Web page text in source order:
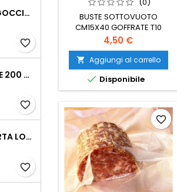
SPRUZZINO GOCCIA 55 ML
favorite_border
MOP COTONE 200 GR
favorite_border
PIATTI DI CARTA LOONEY TUNES 23 CM 8PZ
favorite_border
BUSTE SOTTOVUOTO
CM15X40 GOFFRATE T10
(CONF.50PZ)
Prezzo
4,50 €
 Aggiungi al carrello
 Disponibile
favorite_border